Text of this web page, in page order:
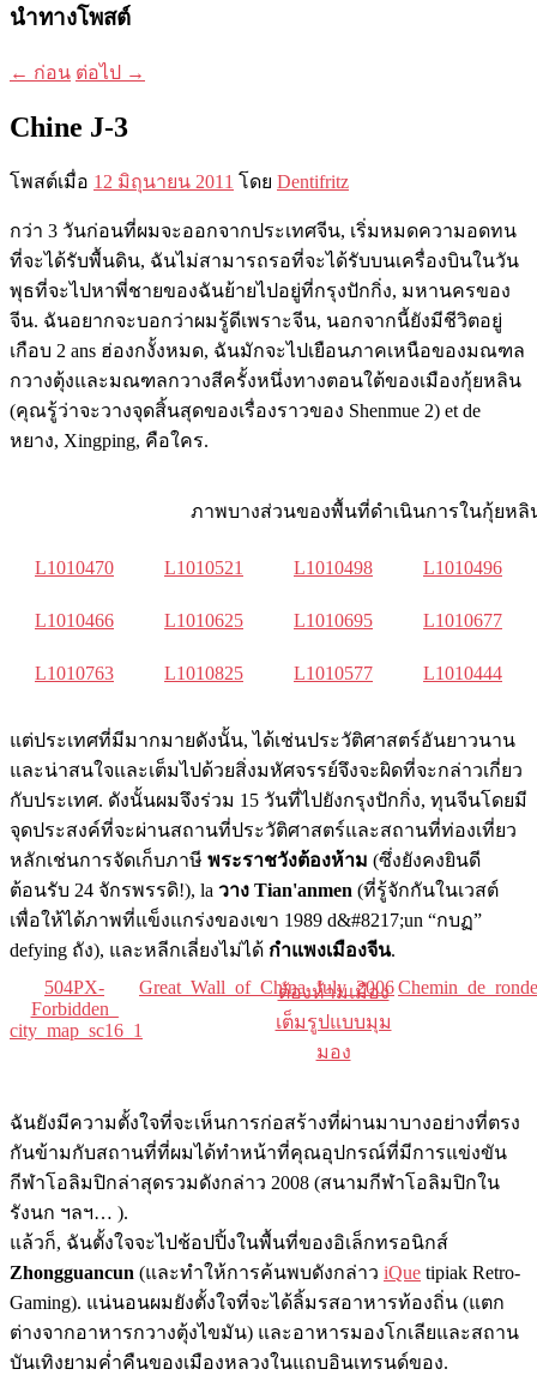
นำทางโพสต์
← ก่อน ต่อไป →
Chine J-3
โพสต์เมื่อ 12 มิถุนายน 2011 โดย Dentifritz
กว่า 3 วันก่อนที่ผมจะออกจากประเทศจีน, เริ่มหมดความอดทน
ที่จะได้รับพื้นดิน, ฉันไม่สามารถรอที่จะได้รับบนเครื่องบินในวัน
พุธที่จะไปหาพี่ชายของฉันย้ายไปอยู่ที่กรุงปักกิ่ง, มหานครของ
จีน. ฉันอยากจะบอกว่าผมรู้ดีเพราะจีน, นอกจากนี้ยังมีชีวิตอยู่
เกือบ 2 ans ฮ่องกงั้งหมด, ฉันมักจะไปเยือนภาคเหนือของมณฑล
กวางตุ้งและมณฑลกวางสีครั้งหนึ่งทางตอนใต้ของเมืองกุ้ยหลิน
(คุณรู้ว่าจะวางจุดสิ้นสุดของเรื่องราวของ Shenmue 2) et de
หยาง, Xingping, คือใคร.
ภาพบางส่วนของพื้นที่ดำเนินการในกุ้ยหลิ
L1010470 L1010521 L1010498 L1010496
L1010466 L1010625 L1010695 L1010677
L1010763 L1010825 L1010577 L1010444
แต่ประเทศที่มีมากมายดังนั้น, ได้เช่นประวัติศาสตร์อันยาวนาน
และน่าสนใจและเต็มไปด้วยสิ่งมหัศจรรย์จึงจะผิดที่จะกล่าวเกี่ยว
กับประเทศ. ดังนั้นผมจึงร่วม 15 วันที่ไปยังกรุงปักกิ่ง, ทุนจีนโดยมี
จุดประสงค์ที่จะผ่านสถานที่ประวัติศาสตร์และสถานที่ท่องเที่ยว
หลักเช่นการจัดเก็บภาษี พระราชวังต้องห้าม (ซึ่งยังคงยินดี
ต้อนรับ 24 จักรพรรดิ!), la วาง Tian'anmen (ที่รู้จักกันในเวสต์
เพื่อให้ได้ภาพที่แข็งแกร่งของเขา 1989 d&#8217;un “กบฏ”
defying ถัง), และหลีกเลี่ยงไม่ได้ กำแพงเมืองจีน.
504PX-
Forbidden_​​
city_map_sc16_1
Great_Wall_of_China_July_2006
ต้องห้ามเมือง
เต็มรูปแบบมุม
มอง
ฉันยังมีความตั้งใจที่จะเห็นการก่อสร้างที่ผ่านมาบางอย่างที่ตรง
กันข้ามกับสถานที่ที่ผมได้ทำหน้าที่คุณอุปกรณ์ที่มีการแข่งขัน
กีฬาโอลิมปิกล่าสุดรวมดังกล่าว 2008 (สนามกีฬาโอลิมปิกใน
รังนก ฯลฯ… ).
แล้วก็, ฉันตั้งใจจะไปช้อปปิ้งในพื้นที่ของอิเล็กทรอนิกส์
Zhongguancun (และทำให้การค้นพบดังกล่าว iQue tipiak Retro-
Gaming). แน่นอนผมยังตั้งใจที่จะได้ลิ้มรสอาหารท้องถิ่น (แตก
ต่างจากอาหารกวางตุ้งไขมัน) และอาหารมองโกเลียและสถาน
บันเทิงยามค่ำ​​คืนของเมืองหลวงในแถบอินเทรนด์ของ.